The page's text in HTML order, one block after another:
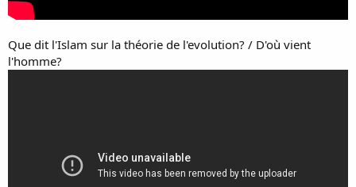
Que dit l'Islam sur la théorie de l'evolution? / D'où vient
l'homme?